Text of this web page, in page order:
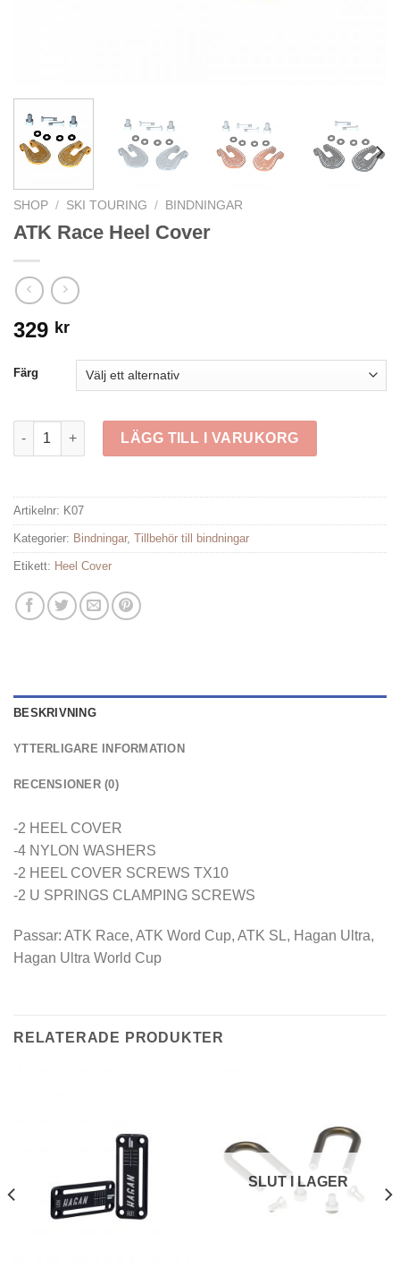
SHOP / SKI TOURING / BINDNINGAR
ATK Race Heel Cover
329 kr
Färg
ATK Race Heel Cover mängd
LÄGG TILL I VARUKORG
Artikelnr: K07
Kategorier: Bindningar, Tillbehör till bindningar
Etikett: Heel Cover
BESKRIVNING
YTTERLIGARE INFORMATION
RECENSIONER (0)
-2 HEEL COVER
-4 NYLON WASHERS
-2 HEEL COVER SCREWS TX10
-2 U SPRINGS CLAMPING SCREWS
Passar: ATK Race, ATK Word Cup, ATK SL, Hagan Ultra,
Hagan Ultra World Cup
RELATERADE PRODUKTER
SLUT I LAGER